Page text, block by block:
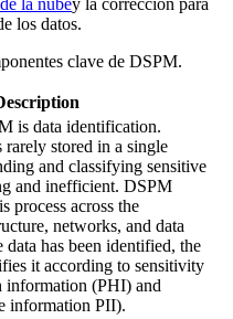
la nubey la corrección para
los datos.
clave de DSPM.
is data identification.
rarely stored in a single
and classifying sensitive
and inefficient. DSPM
process across the
networks, and data
data has been identified, the
it according to sensitivity
information (PHI) and
information PII).